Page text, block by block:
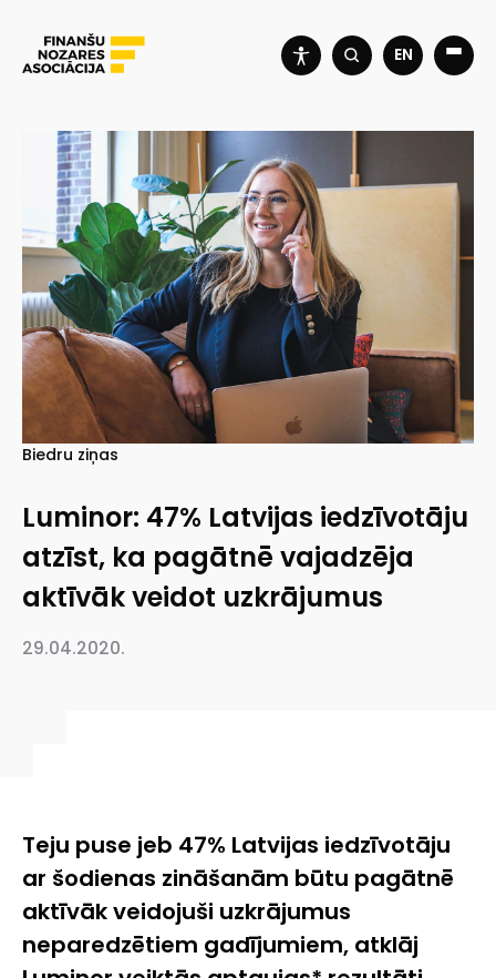
EN
Biedru ziņas
Luminor: 47% Latvijas iedzīvotāju
atzīst, ka pagātnē vajadzēja
aktīvāk veidot uzkrājumus
29.04.2020.
Teju puse jeb 47% Latvijas iedzīvotāju
ar šodienas zināšanām būtu pagātnē
aktīvāk veidojuši uzkrājumus
neparedzētiem gadījumiem, atklāj